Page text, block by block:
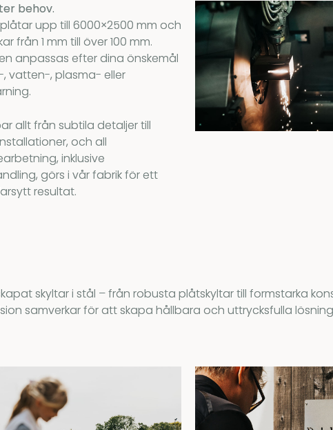
behov.
upp till 6000×2500 mm och
från 1 mm till över 100 mm.
anpassas efter dina önskemål
, vatten-, plasma- eller
allt från subtila detaljer till
och all
inklusive
görs i vår fabrik för ett
resultat.
skyltar i stål – från robusta plåtskyltar till formstarka
samverkar för att skapa hållbara och uttrycksfulla